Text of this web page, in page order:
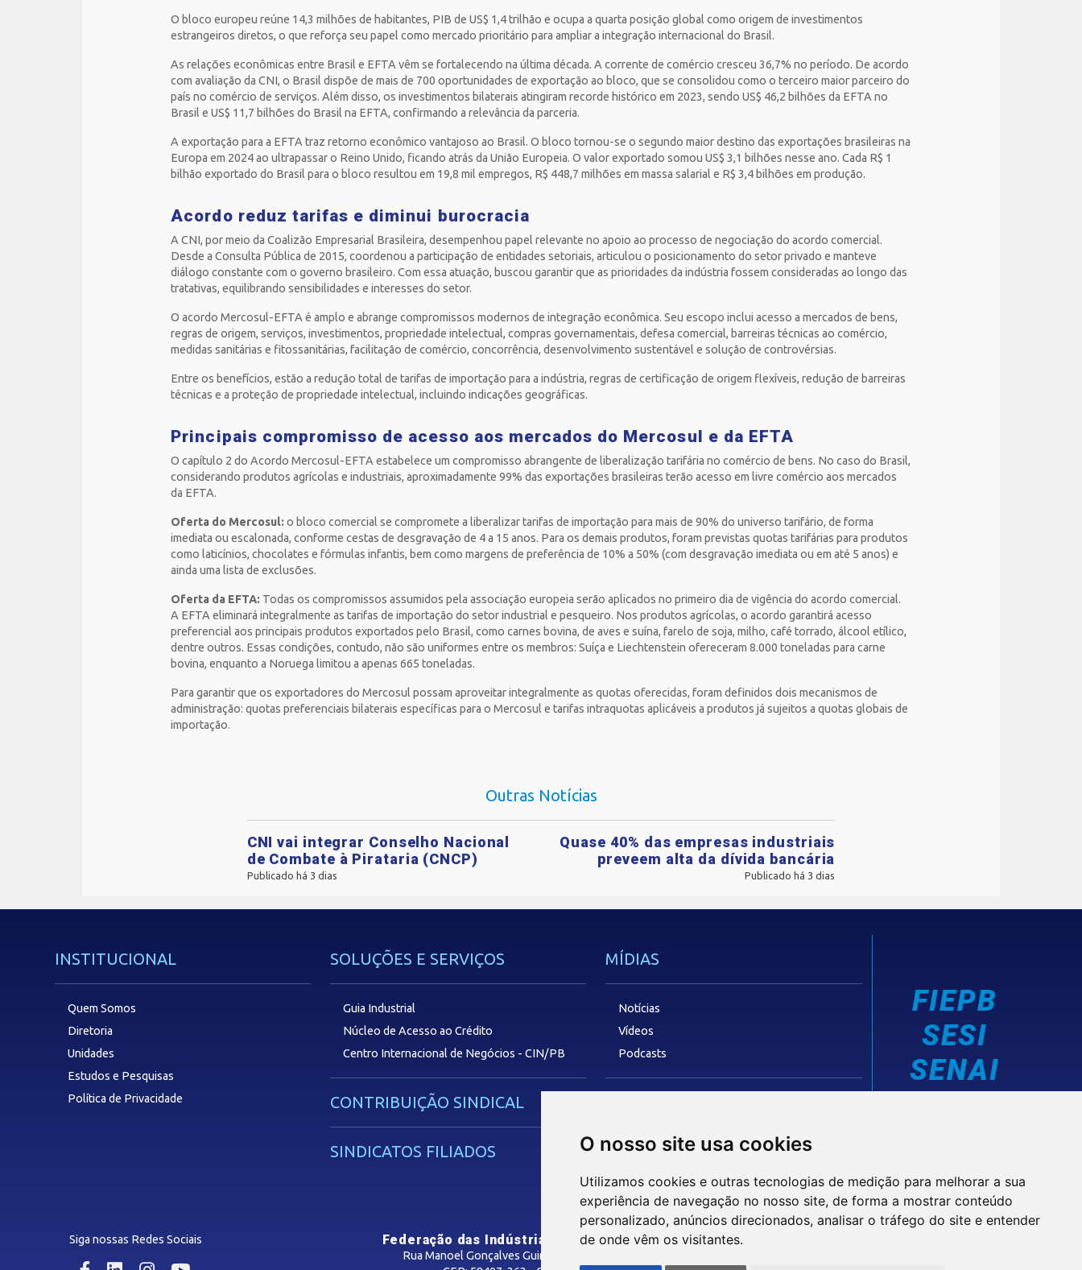
O nosso site usa cookies
Utilizamos cookies e outras tecnologias de medição para melhorar a sua
experiência de navegação no nosso site, de forma a mostrar conteúdo
personalizado, anúncios direcionados, analisar o tráfego do site e entender
de onde vêm os visitantes.
O bloco europeu reúne 14,3 milhões de habitantes, PIB de US$ 1,4 trilhão e ocupa a quarta posição global como origem de investimentos
estrangeiros diretos, o que reforça seu papel como mercado prioritário para ampliar a integração internacional do Brasil.
As relações econômicas entre Brasil e EFTA vêm se fortalecendo na última década. A corrente de comércio cresceu 36,7% no período. De acordo
com avaliação da CNI, o Brasil dispõe de mais de 700 oportunidades de exportação ao bloco, que se consolidou como o terceiro maior parceiro do
país no comércio de serviços. Além disso, os investimentos bilaterais atingiram recorde histórico em 2023, sendo US$ 46,2 bilhões da EFTA no
Brasil e US$ 11,7 bilhões do Brasil na EFTA, confirmando a relevância da parceria.
A exportação para a EFTA traz retorno econômico vantajoso ao Brasil. O bloco tornou-se o segundo maior destino das exportações brasileiras na
Europa em 2024 ao ultrapassar o Reino Unido, ficando atrás da União Europeia. O valor exportado somou US$ 3,1 bilhões nesse ano. Cada R$ 1
bilhão exportado do Brasil para o bloco resultou em 19,8 mil empregos, R$ 448,7 milhões em massa salarial e R$ 3,4 bilhões em produção.
Acordo reduz tarifas e diminui burocracia
A CNI, por meio da Coalizão Empresarial Brasileira, desempenhou papel relevante no apoio ao processo de negociação do acordo comercial.
Desde a Consulta Pública de 2015, coordenou a participação de entidades setoriais, articulou o posicionamento do setor privado e manteve
diálogo constante com o governo brasileiro. Com essa atuação, buscou garantir que as prioridades da indústria fossem consideradas ao longo das
tratativas, equilibrando sensibilidades e interesses do setor.
O acordo Mercosul-EFTA é amplo e abrange compromissos modernos de integração econômica. Seu escopo inclui acesso a mercados de bens,
regras de origem, serviços, investimentos, propriedade intelectual, compras governamentais, defesa comercial, barreiras técnicas ao comércio,
medidas sanitárias e fitossanitárias, facilitação de comércio, concorrência, desenvolvimento sustentável e solução de controvérsias.
Entre os benefícios, estão a redução total de tarifas de importação para a indústria, regras de certificação de origem flexíveis, redução de barreiras
técnicas e a proteção de propriedade intelectual, incluindo indicações geográficas.
Principais compromisso de acesso aos mercados do Mercosul e da EFTA
O capítulo 2 do Acordo Mercosul-EFTA estabelece um compromisso abrangente de liberalização tarifária no comércio de bens. No caso do Brasil,
considerando produtos agrícolas e industriais, aproximadamente 99% das exportações brasileiras terão acesso em livre comércio aos mercados
da EFTA.
Oferta do Mercosul:o bloco comercial se compromete a liberalizar tarifas de importação para mais de 90% do universo tarifário, de forma
imediata ou escalonada, conforme cestas de desgravação de 4 a 15 anos. Para os demais produtos, foram previstas quotas tarifárias para produtos
como laticínios, chocolates e fórmulas infantis, bem como margens de preferência de 10% a 50% (com desgravação imediata ou em até 5 anos) e
ainda uma lista de exclusões.
Oferta da EFTA: Todas os compromissos assumidos pela associação europeia serão aplicados no primeiro dia de vigência do acordo comercial.
A EFTA eliminará integralmente as tarifas de importação do setor industrial e pesqueiro. Nos produtos agrícolas, o acordo garantirá acesso
preferencial aos principais produtos exportados pelo Brasil, como carnes bovina, de aves e suína, farelo de soja, milho, café torrado, álcool etílico,
dentre outros. Essas condições, contudo, não são uniformes entre os membros: Suíça e Liechtenstein ofereceram 8.000 toneladas para carne
bovina, enquanto a Noruega limitou a apenas 665 toneladas.
Para garantir que os exportadores do Mercosul possam aproveitar integralmente as quotas oferecidas, foram definidos dois mecanismos de
administração: quotas preferenciais bilaterais específicas para o Mercosul e tarifas intraquotas aplicáveis a produtos já sujeitos a quotas globais de
importação.
Outras Notícias
CNI vai integrar Conselho Nacional
de Combate à Pirataria (CNCP)
Publicado há 3 dias
Quase 40% das empresas industriais
preveem alta da dívida bancária
Publicado há 3 dias
INSTITUCIONAL
Quem Somos
Diretoria
Unidades
Estudos e Pesquisas
Política de Privacidade
SOLUÇÕES E SERVIÇOS
Guia Industrial
Núcleo de Acesso ao Crédito
Centro Internacional de Negócios - CIN/PB
CONTRIBUIÇÃO SINDICAL
SINDICATOS FILIADOS
MÍDIAS
Notícias
Vídeos
Podcasts
FIEPB
SESI
SENAI
Siga nossas Redes Sociais Federação das Indústrias do Estado da Paraíba
Rua Manoel Gonçalves Guimarães, 195 - José Pinheiro